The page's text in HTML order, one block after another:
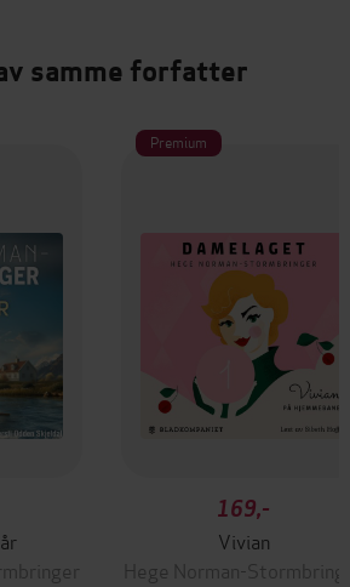
samme forfatter
Premium
169,-
Vivian
Hege Norman-